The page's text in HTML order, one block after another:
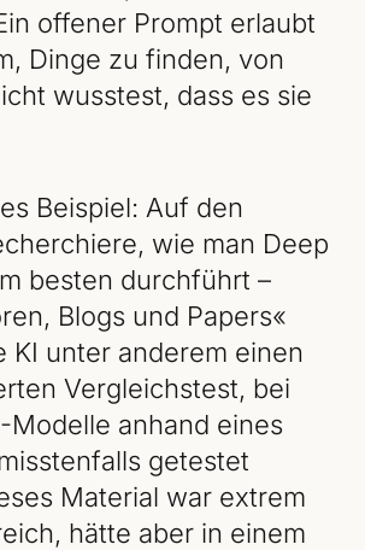
offener Prompt erlaubt
Dinge zu finden, von
wusstest, dass es sie
Beispiel: Auf den
wie man Deep
besten durchführt –
Blogs und Papers«
KI unter anderem einen
Vergleichstest, bei
Modelle anhand eines
getestet
Material war extrem
hätte aber in einem